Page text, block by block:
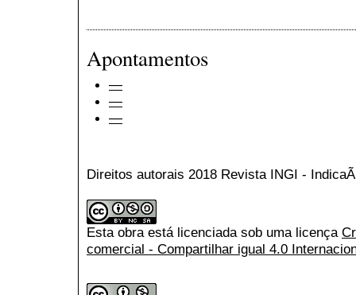
Apontamentos
—
—
—
Direitos autorais 2018 Revista INGI -
Esta obra está licenciada sob uma licença
comercial - Compartilhar igual 4.0